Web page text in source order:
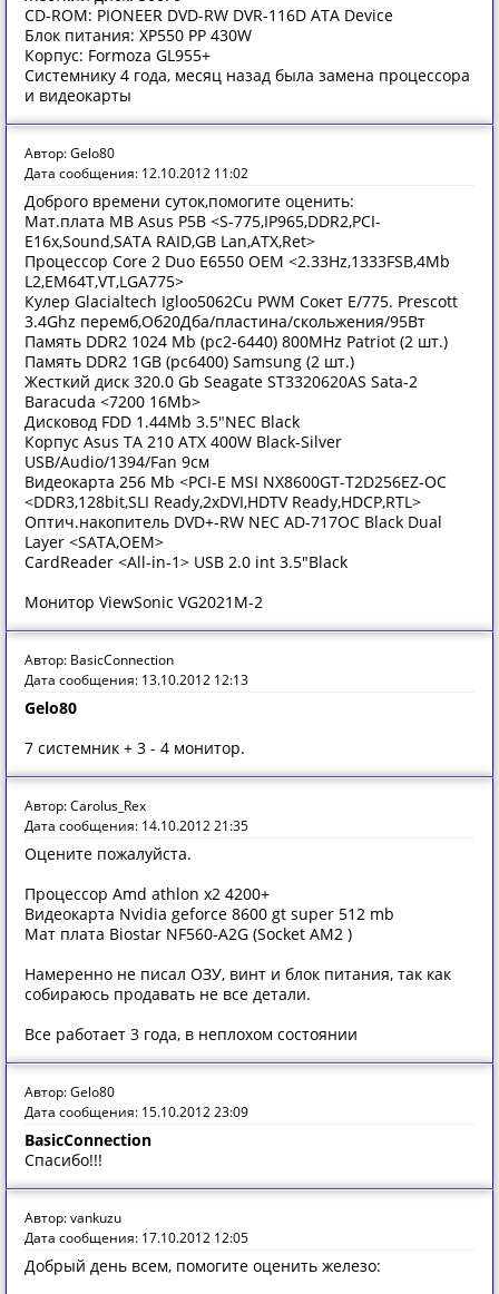
CD-ROM: PIONEER DVD-RW DVR-116D ATA Device
Блок питания: XP550 PP 430W
Корпус: Formoza GL955+
Системнику 4 года, месяц назад была замена процессора
и видеокарты
Автор: Gelo80
Дата сообщения: 12.10.2012 11:02
Доброго времени суток,помогите оценить:
Мат.плата MB Asus P5B <S-775,IP965,DDR2,PCI-
E16x,Sound,SATA RAID,GB Lan,ATX,Ret>
Процессор Core 2 Duo E6550 OEM <2.33Hz,1333FSB,4Mb
L2,EM64T,VT,LGA775>
Кулер Glacialtech Igloo5062Cu PWM Сокет Е/775. Prescott
3.4Ghz перемб,Об20Дба/пластина/скольжения/95Вт
Память DDR2 1024 Mb (pc2-6440) 800MHz Patriot (2 шт.)
Память DDR2 1GB (pc6400) Samsung (2 шт.)
Жесткий диск 320.0 Gb Seagate ST3320620AS Sata-2
Baracuda <7200 16Mb>
Дисковод FDD 1.44Mb 3.5"NEC Black
Корпус Asus TA 210 ATX 400W Black-Silver
USB/Audio/1394/Fan 9см
Видеокарта 256 Mb <PCI-E MSI NX8600GT-T2D256EZ-OC
<DDR3,128bit,SLI Ready,2xDVI,HDTV Ready,HDCP,RTL>
Оптич.накопитель DVD+-RW NEC AD-717OC Black Dual
Layer <SATA,OEM>
CardReader <All-in-1> USB 2.0 int 3.5"Black
Монитор ViewSonic VG2021M-2
Автор: BasicConnection
Дата сообщения: 13.10.2012 12:13
Gelo80
7 системник + 3 - 4 монитор.
Автор: Carolus_Rex
Дата сообщения: 14.10.2012 21:35
Оцените пожалуйста.
Процессор Amd athlon x2 4200+
Видеокарта Nvidia geforce 8600 gt super 512 mb
Мат плата Biostar NF560-A2G (Socket AM2 )
Намеренно не писал ОЗУ, винт и блок питания, так как
собираюсь продавать не все детали.
Все работает 3 года, в неплохом состоянии
Автор: Gelo80
Дата сообщения: 15.10.2012 23:09
BasicConnection
Спасибо!!!
Автор: vankuzu
Дата сообщения: 17.10.2012 12:05
Добрый день всем, помогите оценить железо: